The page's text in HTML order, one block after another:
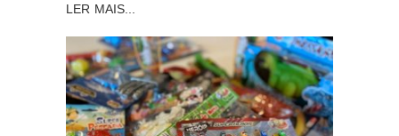
LER MAIS...